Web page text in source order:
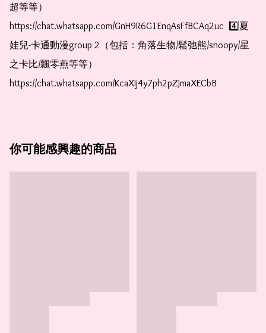
超等等）
https://chat.whatsapp.com/GnH9R6G1EnqAsFfBCAq2uc  4️⃣夏
娃兒-卡通動漫group 2（包括：角落生物/鬆弛熊/snoopy/星
之卡比/飄零燕等等）
https://chat.whatsapp.com/KcaXIj4y7ph2pZJmaXECbB
你可能感興趣的商品